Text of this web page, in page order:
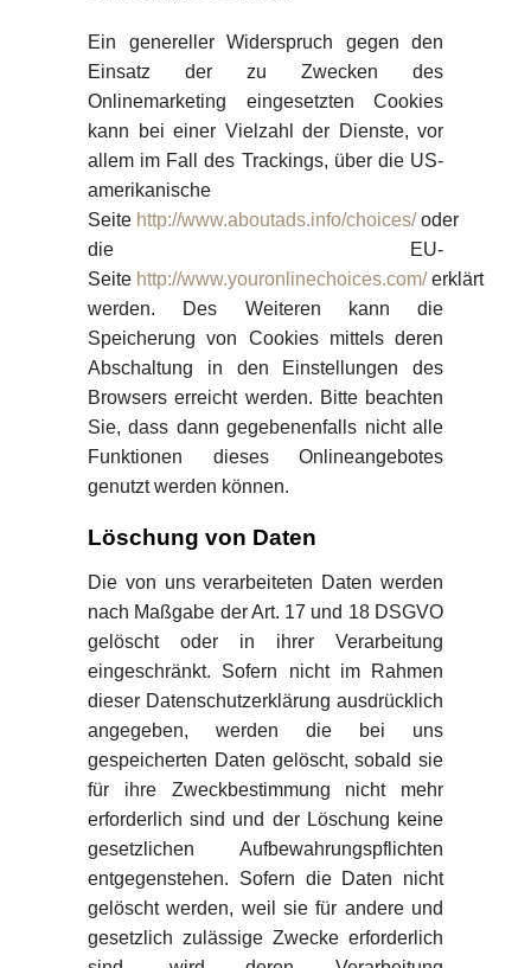
Ein genereller Widerspruch gegen den
Einsatz der zu Zwecken des
Onlinemarketing eingesetzten Cookies
kann bei einer Vielzahl der Dienste, vor
allem im Fall des Trackings, über die US-
amerikanische
Seite http://www.aboutads.info/choices/oder
die EU-
Seite http://www.youronlinechoices.com/erklärt
werden. Des Weiteren kann die
Speicherung von Cookies mittels deren
Abschaltung in den Einstellungen des
Browsers erreicht werden. Bitte beachten
Sie, dass dann gegebenenfalls nicht alle
Funktionen dieses Onlineangebotes
genutzt werden können.
Löschung von Daten
Die von uns verarbeiteten Daten werden
nach Maßgabe der Art. 17 und 18 DSGVO
gelöscht oder in ihrer Verarbeitung
eingeschränkt. Sofern nicht im Rahmen
dieser Datenschutzerklärung ausdrücklich
angegeben, werden die bei uns
gespeicherten Daten gelöscht, sobald sie
für ihre Zweckbestimmung nicht mehr
erforderlich sind und der Löschung keine
gesetzlichen Aufbewahrungspflichten
entgegenstehen. Sofern die Daten nicht
gelöscht werden, weil sie für andere und
gesetzlich zulässige Zwecke erforderlich